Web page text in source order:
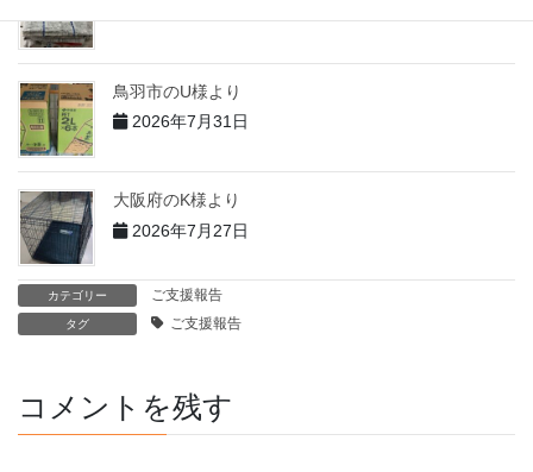
鳥羽市のU様より
2026年7月31日
大阪府のK様より
2026年7月27日
カテゴリー ご支援報告
タグ ご支援報告
コメントを残す